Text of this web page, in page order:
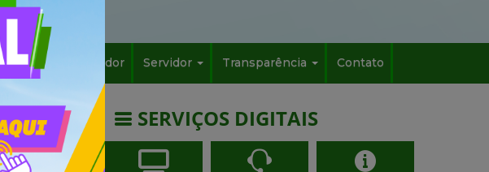
do Empreendedor Servidor Transparência Contato
SERVIÇOS DIGITAIS